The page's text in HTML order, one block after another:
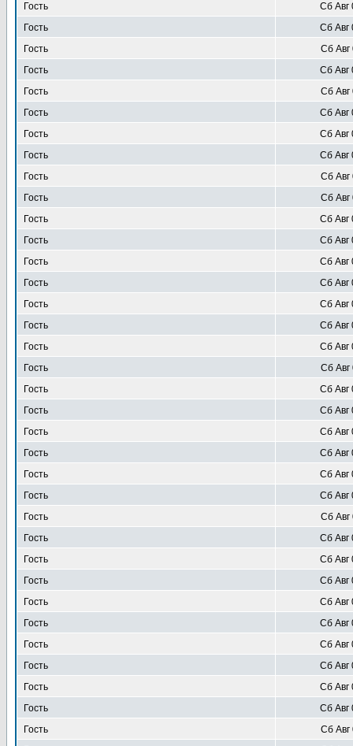
Гость
Сб Авг
Гость
Сб Авг
Гость
Сб Авг
Гость
Сб Авг
Гость
Сб Авг
Гость
Сб Авг
Гость
Сб Авг
Гость
Сб Авг
Гость
Сб Авг
Гость
Сб Авг
Гость
Сб Авг
Гость
Сб Авг
Гость
Сб Авг
Гость
Сб Авг
Гость
Сб Авг
Гость
Сб Авг
Гость
Сб Авг
Гость
Сб Авг
Гость
Сб Авг
Гость
Сб Авг
Гость
Сб Авг
Гость
Сб Авг
Гость
Сб Авг
Гость
Сб Авг
Гость
Сб Авг
Гость
Сб Авг
Гость
Сб Авг
Гость
Сб Авг
Гость
Сб Авг
Гость
Сб Авг
Гость
Сб Авг
Гость
Сб Авг
Гость
Сб Авг
Гость
Сб Авг
Гость
Сб Авг